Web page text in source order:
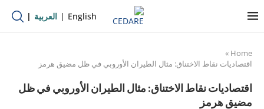
English العربية
Home
»
اقتصاديات نقاط الاختناق: مثال الطيران الأوروبي في ظل مضيق هرمز
اقتصاديات نقاط الاختناق: مثال الطيران الأوروبي في ظل
مضيق هرمز